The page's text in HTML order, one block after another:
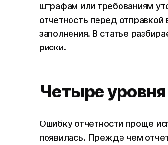
штрафам или требованиям
отчетность перед
заполнения. В статье
риски.
Четыре
Ошибку отчетности проще
появилась. Прежде чем